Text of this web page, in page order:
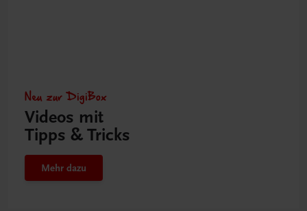
Neu zur DigiBox
Videos mit
Tipps & Tricks
Mehr dazu